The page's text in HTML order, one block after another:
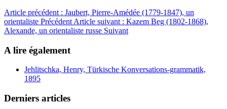
Article précédent : Jaubert, Pierre-Amédée (1779-1847), un
orientaliste Précédent Article suivant : Kazem Beg (1802-1868),
Alexande, un orientaliste russe Suivant
A lire également
Jehlitschka, Henry, Türkische Konversations-grammatik,
1895
Derniers articles